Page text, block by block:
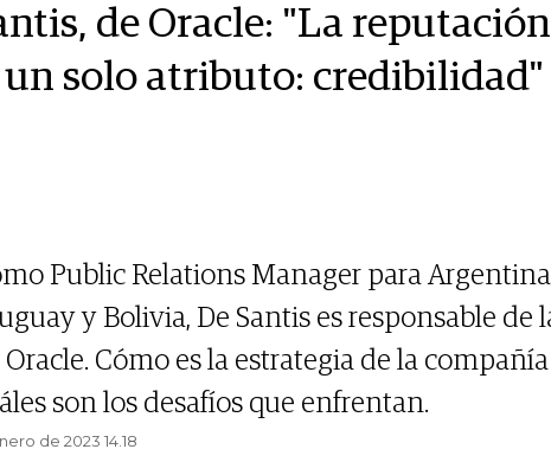
de Oracle: "La
solo atributo: credibilidad"
Public Relations Manager para
y Bolivia, De Santis es responsable
Oracle. Cómo es la estrategia de la
son los desafíos que enfrentan.
de 2023 14.18